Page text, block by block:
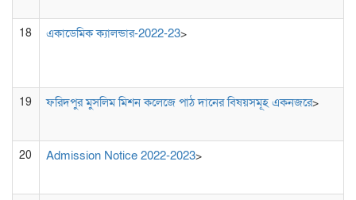
18 একাডেমিক ক্যালন্ডার-2022-23>
19 ফরিদপুর মুসলিম মিশন কলেজে পাঠ দানের বিষয়সমূহ একনজরে>
20 Admission Notice 2022-2023>